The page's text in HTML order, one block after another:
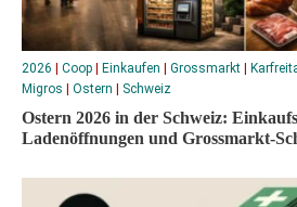
2026 | Coop | Einkaufen | Grossmarkt |
Migros | Ostern | Schweiz
Ostern 2026 in der Schweiz:
Ladenöffnungen und Grossmarkt-